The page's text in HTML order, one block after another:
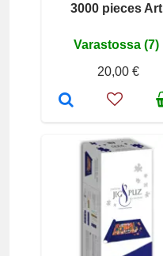
3000 pieces Art
Varastossa (7)
20,00 €